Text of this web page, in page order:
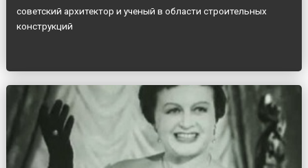
советский архитектор и ученый в области строительных
конструкций